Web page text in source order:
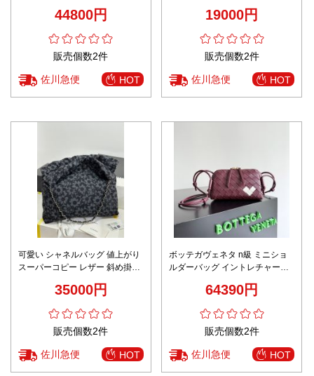
用 丁寧な縫製 安心サイト
44800円
販売個数2件
佐川急便 HOT
19000円
販売個数2件
佐川急便 HOT
可愛い シャネルバッグ 値上がり
スーパーコピー レザー 斜め掛け
35000円
販売個数2件
佐川急便 HOT
ボッテガヴェネタ n級 ミニショ
ルダーバッグ イントレチャート
64390円
販売個数2件
佐川急便 HOT